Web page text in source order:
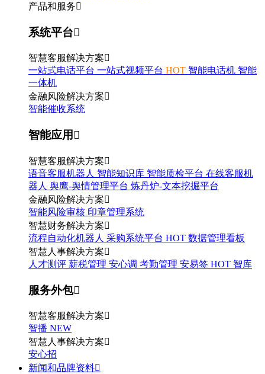
产品和服务
系统平台
智慧客服解决方案
一站式电话平台 一站式视频平台 HOT 智能电话机 智能
一体机
金融风险解决方案
智能催收系统
智能应用
智慧客服解决方案
语音客服机器人 智能知识库 智能质检平台 在线客服机
器人 舆鹰-舆情管理平台 炼丹炉-文本挖掘平台
金融风险解决方案
智能风险审核 印章管理系统
智慧财务解决方案
流程自动化机器人 采购系统平台 HOT 数据管理看板
智慧人事解决方案
人才测评 薪税管理 安心调 考勤管理 安易签 HOT 智库
服务外包
智慧客服解决方案
智播 NEW
智慧人事解决方案
安心招
新闻和品牌资料